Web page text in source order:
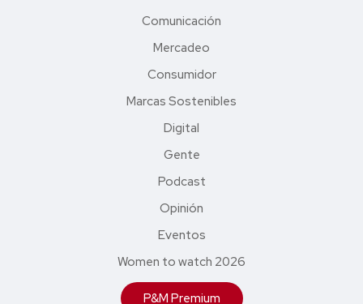
Comunicación
Mercadeo
Consumidor
Marcas Sostenibles
Digital
Gente
Podcast
Opinión
Eventos
Women to watch 2026
P&M Premium